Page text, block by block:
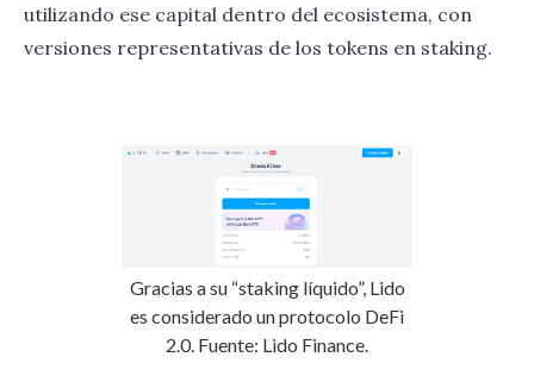
utilizando ese capital dentro del ecosistema, con
versiones representativas de los tokens en staking.
Gracias a su “staking líquido”, Lido
es considerado un protocolo DeFi
2.0. Fuente: Lido Finance.